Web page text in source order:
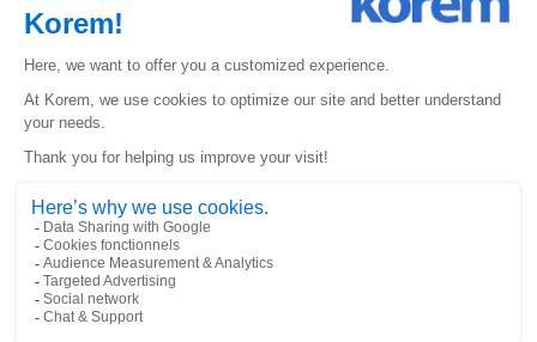
Une intégration fluide avec vos systèmes existants
Des licences flexibles basées le nombre utilisateurs
actifs mensuels et une option d’essai gratuit
Un contact dédié tout au long du cycle de vie de
votre projet.
Avec Korem, vous bénéficiez de la rapidité, de la
capacité de croissance et du service nécessaires pour
déployer cette application de navigation dans